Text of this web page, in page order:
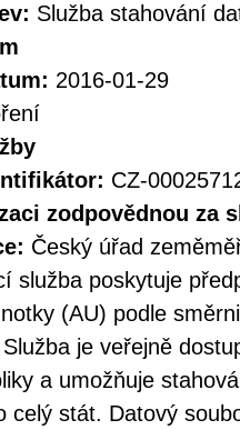
Služba stahování
2016-01-29
CZ-
zodpovědnou za
Český úřad
služba poskytuje
(AU) podle
je veřejně
a umožňuje
celý stát. Datový